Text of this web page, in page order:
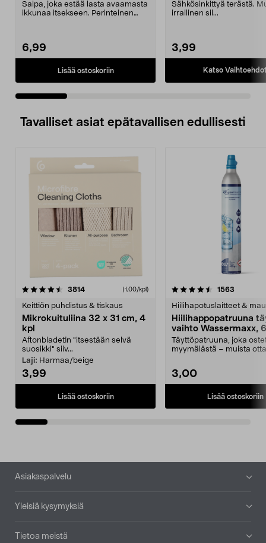
Salpa, joka estää lasta avaamasta
ikkunaa itsekseen. Perinteinen
6,99
Lisää ostoskoriin
Sähkösinkittyä terästä.
irrallinen sil...
3,99
Katso
Tavalliset asiat epätavallisen edullisesti
3814arvostelut (1,00/kpl)
Keittiön puhdistus & tiskaus
Mikrokuituliina 32 x 31 cm, 4
kpl
Aftonbladetin "itsestään selvä
suosikki" siiv...
Laji: Harmaa/beige
3,99
Lisää ostoskoriin
4.5viidestä
1563
Hiilihapotuslaitteet &
Hiilihappopatruuna
vaihto Wassermaxx,
Täyttöpatruuna, joka
myymälästä – muista
3,00
Lisää ostoskoriin
4.5viidestä
Alatunniste
Asiakaspalvelu
Yleisiä kysymyksiä
Tietoa meistä